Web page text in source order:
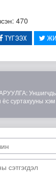
470
ТҮГЭЭХ
Уншигчдын
суртахууны хэм